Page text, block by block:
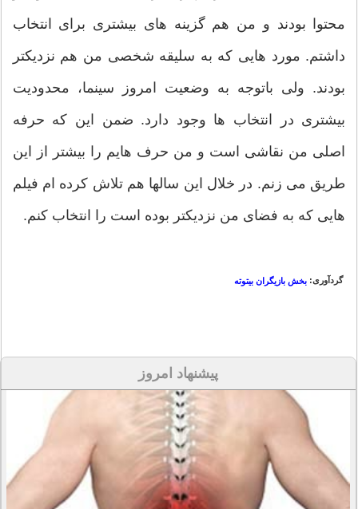
محتوا بودند و من هم گزینه های بیشتری برای انتخاب
داشتم. مورد هایی که به سلیقه شخصی من هم نزدیکتر
بودند. ولی باتوجه به وضعیت امروز سینما، محدودیت
بیشتری در انتخاب ها وجود دارد. ضمن این که حرفه
اصلی من نقاشی است و من حرف هایم را بیشتر از این
طریق می زنم. در خلال این سالها هم تلاش کرده ام فیلم
هایی که به فضای من نزدیکتر بوده است را انتخاب کنم.
گردآوری: بخش بازیگران بیتوته
پیشنهاد امروز